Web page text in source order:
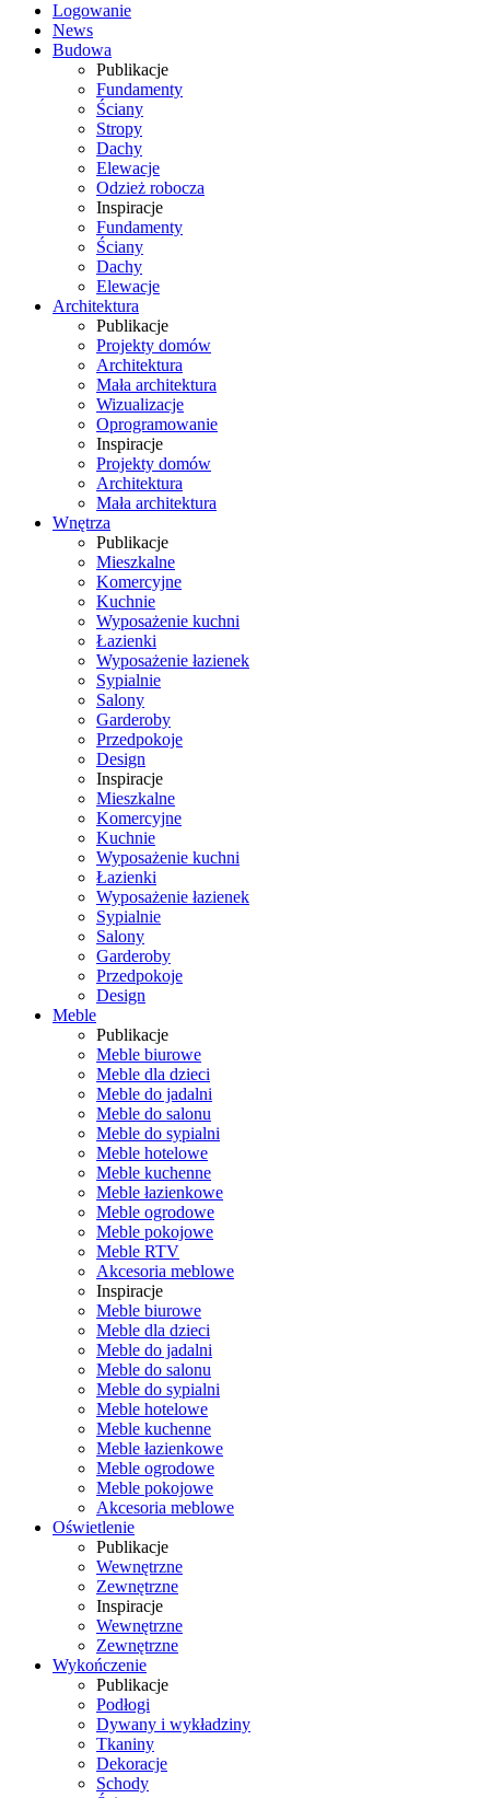
Logowanie
News
Budowa
Publikacje
Fundamenty
Ściany
Stropy
Dachy
Elewacje
Odzież robocza
Inspiracje
Fundamenty
Ściany
Dachy
Elewacje
Architektura
Publikacje
Projekty domów
Architektura
Mała architektura
Wizualizacje
Oprogramowanie
Inspiracje
Projekty domów
Architektura
Mała architektura
Wnętrza
Publikacje
Mieszkalne
Komercyjne
Kuchnie
Wyposażenie kuchni
Łazienki
Wyposażenie łazienek
Sypialnie
Salony
Garderoby
Przedpokoje
Design
Inspiracje
Mieszkalne
Komercyjne
Kuchnie
Wyposażenie kuchni
Łazienki
Wyposażenie łazienek
Sypialnie
Salony
Garderoby
Przedpokoje
Design
Meble
Publikacje
Meble biurowe
Meble dla dzieci
Meble do jadalni
Meble do salonu
Meble do sypialni
Meble hotelowe
Meble kuchenne
Meble łazienkowe
Meble ogrodowe
Meble pokojowe
Meble RTV
Akcesoria meblowe
Inspiracje
Meble biurowe
Meble dla dzieci
Meble do jadalni
Meble do salonu
Meble do sypialni
Meble hotelowe
Meble kuchenne
Meble łazienkowe
Meble ogrodowe
Meble pokojowe
Akcesoria meblowe
Oświetlenie
Publikacje
Wewnętrzne
Zewnętrzne
Inspiracje
Wewnętrzne
Zewnętrzne
Wykończenie
Publikacje
Podłogi
Dywany i wykładziny
Tkaniny
Dekoracje
Schody